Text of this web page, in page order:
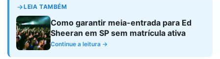
LEIA TAMBÉM
Como garantir meia-entrada para Ed
Sheeran em SP sem matrícula ativa
Continue a leitura →